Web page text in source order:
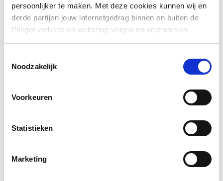
persoonlijker te maken. Met deze cookies kunnen wij en
derde partijen jouw internetgedrag binnen en buiten de
Plieger website en webshop volgen en verzamelen.
Hiermee passen wij en derden onze website, app,
We slaan je cookievoorkeur op in je browser.
Noodzakelijk
Voorkeuren
Statistieken
Marketing
Aantal deuren (totaal) 2
Aantal deuren
linksdraaiend
1
Aantal deuren
Aantal tuimeldeuren
Aantal schuifdeuren
Downloads
application/pdf,1 MB